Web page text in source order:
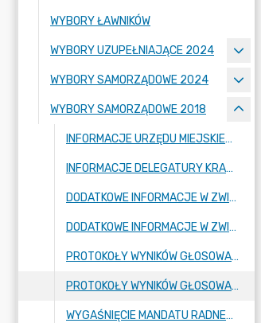
WYBORY ŁAWNIKÓW
WYBORY UZUPEŁNIAJĄCE 2024
WYBORY SAMORZĄDOWE 2024
WYBORY SAMORZĄDOWE 2018
INFORMACJE URZĘDU MIEJSKIEGO W STRYKOWIE
INFORMACJE DELEGATURY KRAJOWEGO BIURA WYBORCZEGO W ŁODZI
DODATKOWE INFORMACJE W ZWIĄZKU Z WYBORAMI DO RADY SEJMIKU WOJEWÓDZTWA ŁÓDZKIEGO
DODATKOWE INFORMACJE W ZWIĄZKU Z WYBORAMI DO RADY POWIATU ZGIERSKIEGO
PROTOKOŁY WYNIKÓW GŁOSOWANIA
PROTOKOŁY WYNIKÓW GŁOSOWANIA - II TURA
WYGAŚNIĘCIE MANDATU RADNEGO